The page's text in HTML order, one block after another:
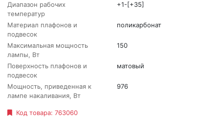
Диапазон рабочих
температур
+1-[+35]
Материал плафонов и
подвесок
поликарбонат
Максимальная мощность
лампы, Вт
150
Поверхность плафонов и
подвесок
матовый
Мощность, приведенная к
лампе накаливания, Вт
976
Код товара: 763060